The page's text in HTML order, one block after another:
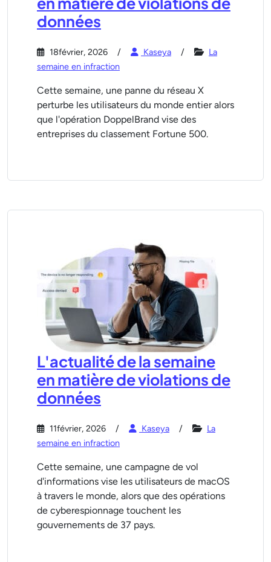
données
18février, 2026 Kaseya
La
semaine en infraction
Cette semaine, une panne du réseau X
perturbe les utilisateurs du monde entier alors
que l'opération DoppelBrand vise des
entreprises du classement Fortune 500.
L'actualité de la semaine
en matière de violations de
données
11février, 2026 Kaseya
La
semaine en infraction
Cette semaine, une campagne de vol
d'informations vise les utilisateurs de macOS
à travers le monde, alors que des opérations
de cyberespionnage touchent les
gouvernements de 37 pays.